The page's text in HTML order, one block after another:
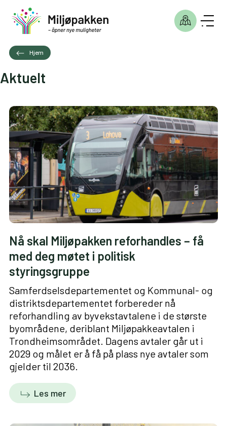
Hjem
Aktuelt
Nå skal Miljøpakken reforhandles – få
med deg møtet i politisk
styringsgruppe
Samferdselsdepartementet og Kommunal- og
distriktsdepartementet forbereder nå
reforhandling av byvekstavtalene i de største
byområdene, deriblant Miljøpakkeavtalen i
Trondheimsområdet. Dagens avtaler går ut i
2029 og målet er å få på plass nye avtaler som
gjelder til 2036.
Les mer